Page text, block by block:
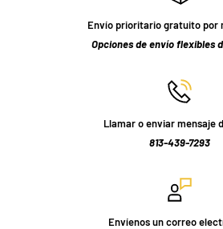
Envío prioritario gratuito por
Opciones de envío flexibles
Llamar o enviar mensaje
813-439-7293
Envíenos un correo